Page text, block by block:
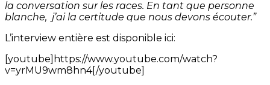
la conversation sur les races. En tant que personne
blanche, j’ai la certitude que nous devons écouter.”
L’interview entière est disponible ici:
[youtube]https://www.youtube.com/watch?
v=yrMU9wm8hn4[/youtube]